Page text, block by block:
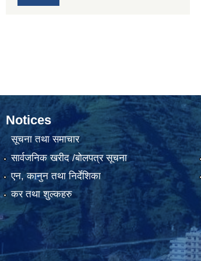
Notices
सूचना तथा समाचार
सार्वजनिक खरीद /बोलपत्र सूचना
एन, कानुन तथा निर्देशिका
कर तथा शुल्कहरु